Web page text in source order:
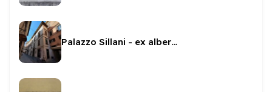
Palazzo Sillani - ex albergo dell'Angelo